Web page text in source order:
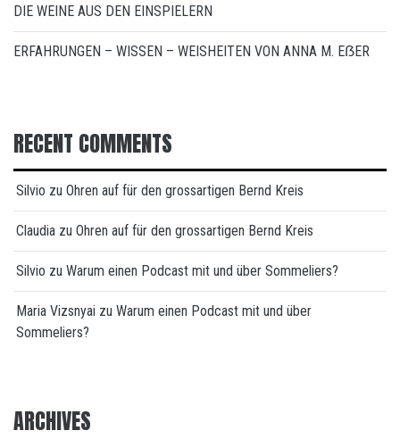
DIE WEINE AUS DEN EINSPIELERN
ERFAHRUNGEN – WISSEN – WEISHEITEN VON ANNA M. EẞER
RECENT COMMENTS
Silvio zu Ohren auf für den grossartigen Bernd Kreis
Claudia zu Ohren auf für den grossartigen Bernd Kreis
Silvio zu Warum einen Podcast mit und über Sommeliers?
Maria Vizsnyai zu Warum einen Podcast mit und über
Sommeliers?
ARCHIVES